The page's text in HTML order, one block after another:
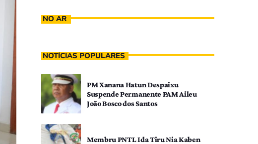
NO AR
NOTÍCIAS POPULARES
PM Xanana Hatun Despaixu
Suspende Permanente PAM Aileu
João Bosco dos Santos
Membru PNTL Ida Tiru Nia Kaben